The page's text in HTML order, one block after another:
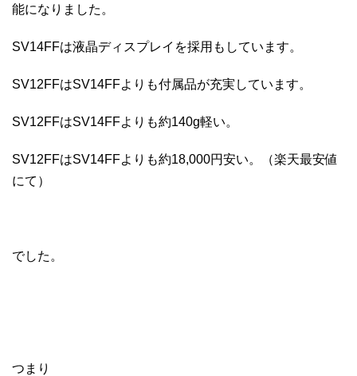
能になりました。
SV14FFは液晶ディスプレイを採用もしています。
SV12FFはSV14FFよりも付属品が充実しています。
SV12FFはSV14FFよりも約140g軽い。
SV12FFはSV14FFよりも約18,000円安い。（楽天最安値
にて）
でした。
つまり